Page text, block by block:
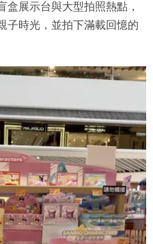
盒展示台與大型拍照熱點，
子時光，並拍下滿載回憶的